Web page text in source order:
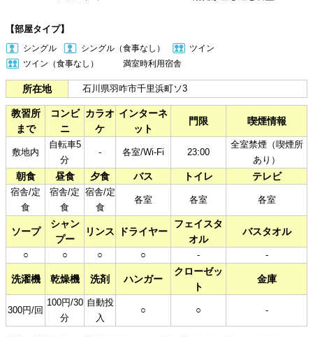
【部屋タイプ】
シングル
シングル（食事なし）
ツイン
ツイン（食事なし）
満室時利用宿舎​
所在地 石川県羽咋市千里浜町ソ3
教習所
まで
コンビ
ニ
カラオ
ケ
インターネ
ット
門限 喫煙情報
敷地内
自転車5
分
- 各室/Wi-Fi 23:00
全室禁煙（喫煙所
あり）
朝食 昼食 夕食 バス トイレ テレビ
宿舎/定
食
宿舎/定
食
宿舎/定
食
各室 各室 各室
ソープ
シャン
プー
リンス ドライヤー
フェイスタ
オル
バスタオル
○ ○ ○ ○ - -
洗濯機 乾燥機 洗剤 ハンガー
クローゼッ
ト
金庫
300円/回
100円/30
分
自動投
入
○ ○ -